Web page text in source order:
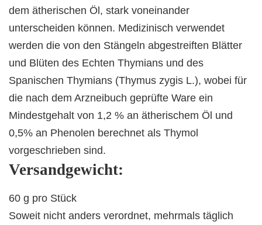
dem ätherischen Öl, stark voneinander
unterscheiden können. Medizinisch verwendet
werden die von den Stängeln abgestreiften Blätter
und Blüten des Echten Thymians und des
Spanischen Thymians (Thymus zygis L.), wobei für
die nach dem Arzneibuch geprüfte Ware ein
Mindestgehalt von 1,2 % an ätherischem Öl und
0,5% an Phenolen berechnet als Thymol
vorgeschrieben sind.
Versandgewicht:
60 g pro Stück
Soweit nicht anders verordnet, mehrmals täglich